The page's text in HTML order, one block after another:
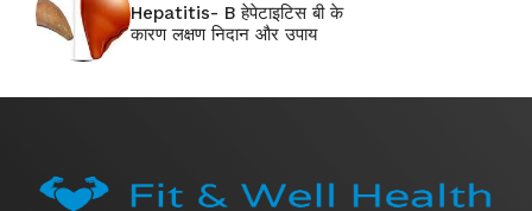
Hepatitis- B हेपेटाइटिस बी के
कारण लक्षण निदान और उपाय